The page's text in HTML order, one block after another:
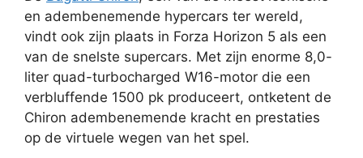
en adembenemende hypercars ter wereld,
vindt ook zijn plaats in Forza Horizon 5 als een
van de snelste supercars. Met zijn enorme 8,0-
liter quad-turbocharged W16-motor die een
verbluffende 1500 pk produceert, ontketent de
Chiron adembenemende kracht en prestaties
op de virtuele wegen van het spel.